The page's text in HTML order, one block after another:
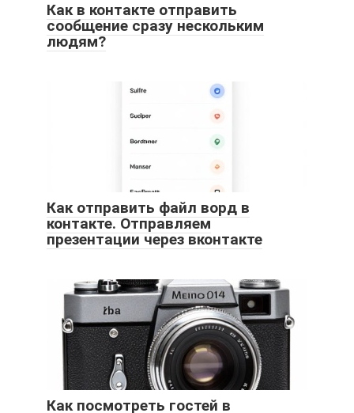
Как в контакте отправить
сообщение сразу нескольким
людям?
Как отправить файл ворд в
контакте. Отправляем
презентации через вконтакте
Как посмотреть гостей в